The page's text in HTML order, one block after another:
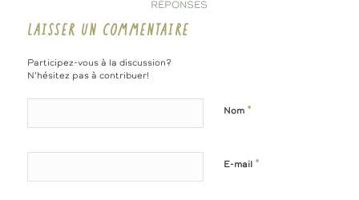
RÉPONSES
LAISSER UN COMMENTAIRE
Participez-vous à la discussion?
N'hésitez pas à contribuer!
Nom *
E-mail *